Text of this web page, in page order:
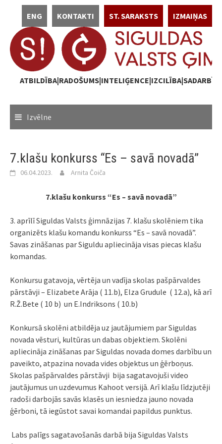
content
IZMAIŅAS
ST. SARAKSTS
KONTAKTI
ENG
Izvēlne
7.klašu konkurss “Es – savā novadā”
06.04.2023. Arnita Čoiča
7.klašu konkurss “Es – savā novadā”
3. aprīlī Siguldas Valsts ģimnāzijas 7. klašu skolēniem tika
organizēts klašu komandu konkurss “Es – savā novadā”.
Savas zināšanas par Siguldu apliecināja visas piecas klašu
komandas.
Konkursu gatavoja, vērtēja un vadīja skolas pašpārvaldes
pārstāvji – Elizabete Arāja ( 11.b), Elza Grudule ( 12.a), kā arī
R.Ž.Bete ( 10 b) un E.Indriksons ( 10.b)
Konkursā skolēni atbildēja uz jautājumiem par Siguldas
novada vēsturi, kultūras un dabas objektiem. Skolēni
apliecināja zināšanas par Siguldas novada domes darbību un
paveikto, atpazina novada vides objektus un ģērboņus.
Skolas pašpārvaldes pārstāvji bija sagatavojuši video
jautājumus un uzdevumus Kahoot versijā. Arī klašu līdzjutēji
radoši darbojās savās klasēs un iesniedza jauno novada
ģērboni, tā iegūstot savai komandai papildus punktus.
Labs palīgs sagatavošanās darbā bija Siguldas Valsts